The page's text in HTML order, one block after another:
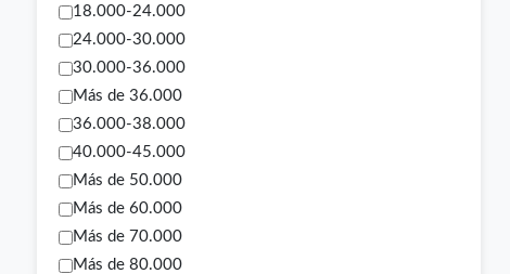
18.000-24.000
24.000-30.000
30.000-36.000
Más de 36.000
36.000-38.000
40.000-45.000
Más de 50.000
Más de 60.000
Más de 70.000
Más de 80.000